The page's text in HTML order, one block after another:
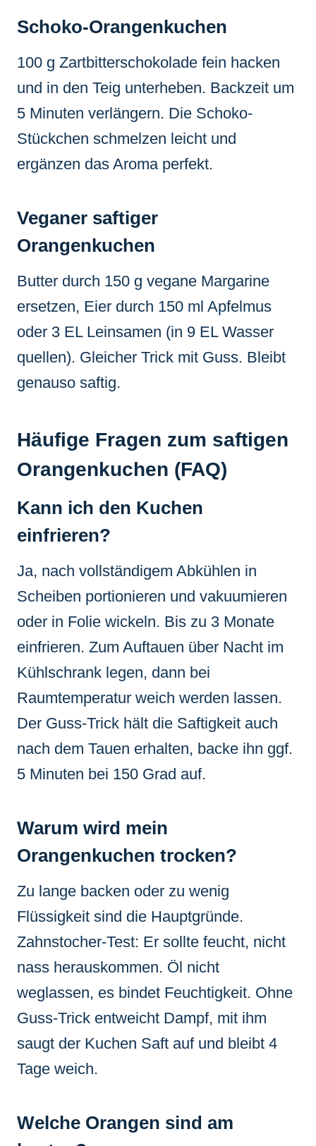
Schoko-Orangenkuchen
100 g Zartbitterschokolade fein hacken
und in den Teig unterheben. Backzeit um
5 Minuten verlängern. Die Schoko-
Stückchen schmelzen leicht und
ergänzen das Aroma perfekt.
Veganer saftiger
Orangenkuchen
Butter durch 150 g vegane Margarine
ersetzen, Eier durch 150 ml Apfelmus
oder 3 EL Leinsamen (in 9 EL Wasser
quellen). Gleicher Trick mit Guss. Bleibt
genauso saftig.
Häufige Fragen zum saftigen
Orangenkuchen (FAQ)
Kann ich den Kuchen
einfrieren?
Ja, nach vollständigem Abkühlen in
Scheiben portionieren und vakuumieren
oder in Folie wickeln. Bis zu 3 Monate
einfrieren. Zum Auftauen über Nacht im
Kühlschrank legen, dann bei
Raumtemperatur weich werden lassen.
Der Guss-Trick hält die Saftigkeit auch
nach dem Tauen erhalten, backe ihn ggf.
5 Minuten bei 150 Grad auf.
Warum wird mein
Orangenkuchen trocken?
Zu lange backen oder zu wenig
Flüssigkeit sind die Hauptgründe.
Zahnstocher-Test: Er sollte feucht, nicht
nass herauskommen. Öl nicht
weglassen, es bindet Feuchtigkeit. Ohne
Guss-Trick entweicht Dampf, mit ihm
saugt der Kuchen Saft auf und bleibt 4
Tage weich.
Welche Orangen sind am